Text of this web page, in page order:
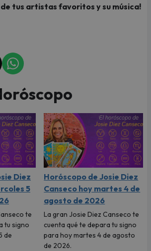
tus artistas favoritos y su música!
Diez
5
te
tu signo
de
Horóscopo de Josie Diez
Canseco hoy martes 4 de
agosto de 2026
La gran Josie Diez Canseco te
cuenta qué te depara tu signo
para hoy martes 4 de agosto
de 2026.